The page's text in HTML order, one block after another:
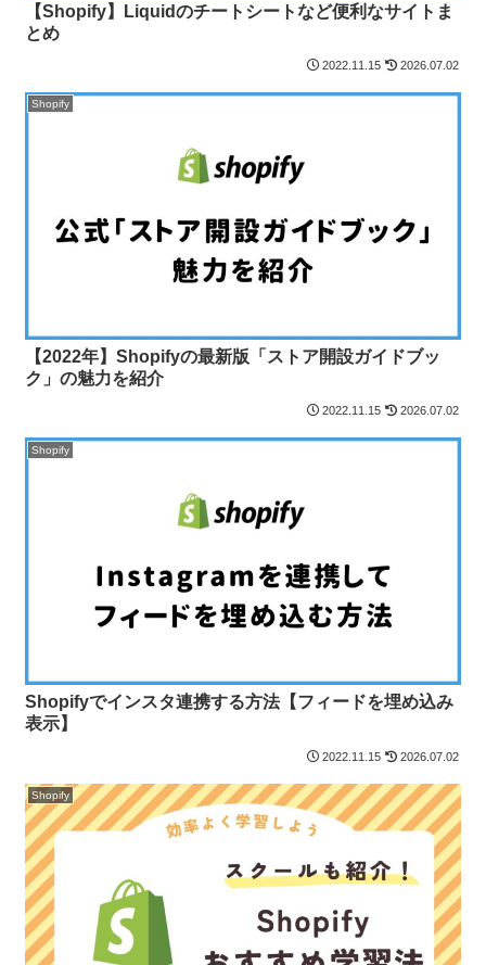
【Shopify】Liquidのチートシートなど便利なサイトま
とめ
2022.11.15 2026.07.02
Shopify
【2022年】Shopifyの最新版「ストア開設ガイドブッ
ク」の魅力を紹介
2022.11.15 2026.07.02
Shopify
Shopifyでインスタ連携する方法【フィードを埋め込み
表示】
2022.11.15 2026.07.02
Shopify